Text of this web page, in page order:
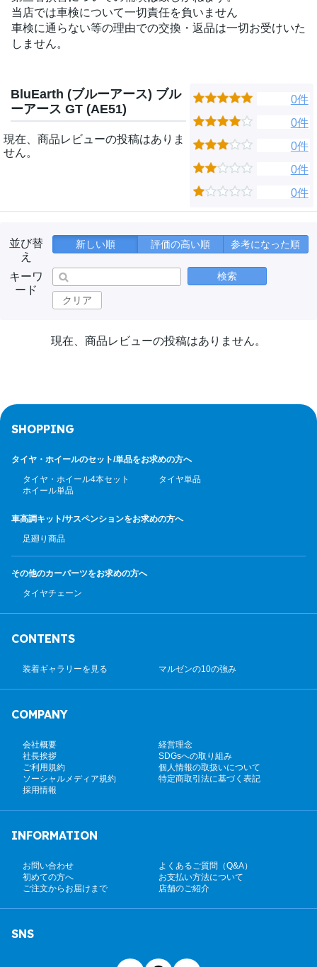
当店では車検について一切責任を負いません
車検に通らない等の理由での交換・返品は一切お受けいた
しません。
BluEarth (ブルーアース) ブル
ーアース GT (AE51)
現在、商品レビューの投稿はありま
せん。
0件
0件
0件
0件
0件
並び替
え
新しい順 評価の高い順 参考になった順
キーワ
ード
検索
クリア
現在、商品レビューの投稿はありません。
SHOPPING
タイヤ・ホイールのセット/単品をお求めの方へ
タイヤ・ホイール4本セット
タイヤ単品
ホイール単品
車高調キット/サスペンションをお求めの方へ
足廻り商品
その他のカーパーツをお求めの方へ
タイヤチェーン
CONTENTS
装着ギャラリーを見る マルゼンの10の強み
COMPANY
会社概要
経営理念
社長挨拶
SDGsへの取り組み
ご利用規約
個人情報の取扱いについて
ソーシャルメディア規約
特定商取引法に基づく表記
採用情報
INFORMATION
お問い合わせ
よくあるご質問（Q&A）
初めての方へ
お支払い方法について
ご注文からお届けまで
店舗のご紹介
SNS